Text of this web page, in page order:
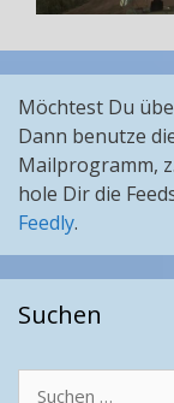
Möchtest Du
Dann benutze
Mailprogramm,
hole Dir die
Feedly.
Suchen